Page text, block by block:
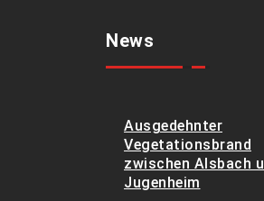
News
Ausgedehnter
Vegetationsbrand
zwischen Alsbach
Jugenheim